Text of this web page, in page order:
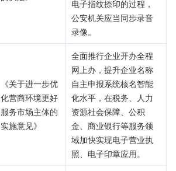
电子指纹捺印的过程，
公安机关应当同步录音
录像。
《关于进一步优
化营商环境更好
服务市场主体的
实施意见》
全面推行企业开办全程
网上办，提升企业名称
自主申报系统核名智能
化水平，在税务、人力
资源社会保障、公积
金、商业银行等服务领
域加快实现电子营业执
照、电子印章应用。